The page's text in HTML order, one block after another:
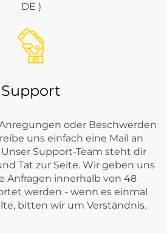
DE )
Support
oder Beschwerden
uns einfach eine Mail an
Unser Support-Team steht dir
Tat zur Seite. Wir geben uns
Anfragen innerhalb von 48
werden - wenn es einmal
bitten wir um Verständnis.